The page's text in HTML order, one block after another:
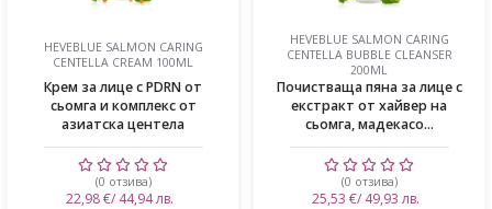
HEVEBLUE SALMON CARING
CENTELLA CREAM 100ML
Крем за лице с PDRN от
сьомга и комплекс от
азиатска центела
(0 отзива)
22,98 €/ 44,94 лв.
HEVEBLUE SALMON CARING
CENTELLA BUBBLE CLEANSER
200ML
Почистваща пяна за лице с
екстракт от хайвер на
сьомга, мадекасо...
(0 отзива)
25,53 €/ 49,93 лв.